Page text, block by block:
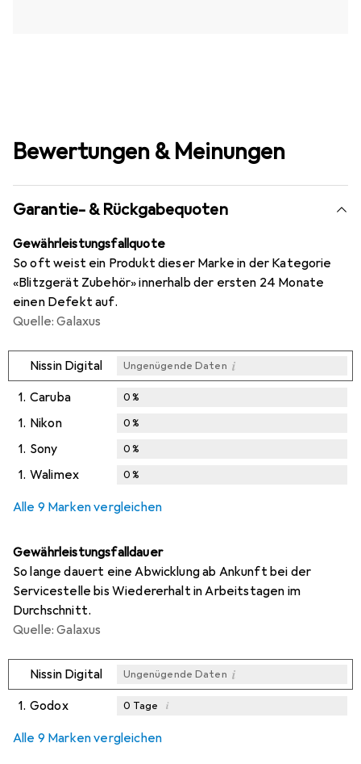
Bewertungen & Meinungen
Garantie- & Rückgabequoten
Gewährleistungsfallquote
So oft weist ein Produkt dieser Marke in der Kategorie
«Blitzgerät Zubehör» innerhalb der ersten 24 Monate
einen Defekt auf.
Quelle: Galaxus
Nissin Digital Ungenügende Daten i
1. Caruba 0%
1. Nikon 0%
1. Sony 0%
1. Walimex 0%
Alle 9 Marken vergleichen
Gewährleistungsfalldauer
So lange dauert eine Abwicklung ab Ankunft bei der
Servicestelle bis Wiedererhalt in Arbeitstagen im
Durchschnitt.
Quelle: Galaxus
Nissin Digital Ungenügende Daten i
1. Godox 0 Tage i
Alle 9 Marken vergleichen